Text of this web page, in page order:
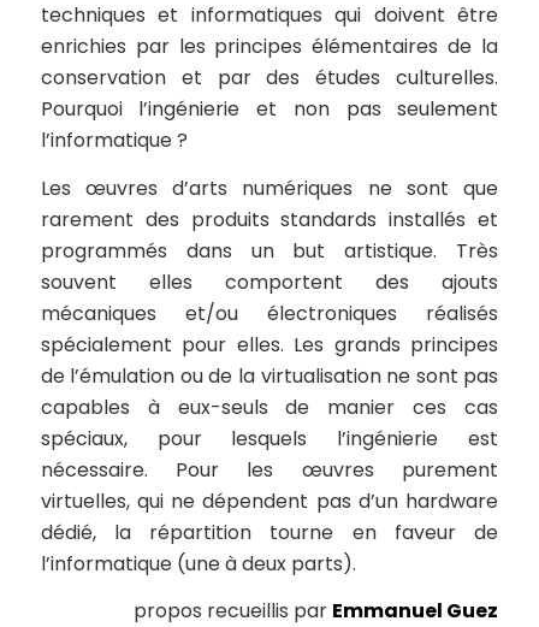
techniques et informatiques qui doivent être
enrichies par les principes élémentaires de la
conservation et par des études culturelles.
Pourquoi l’ingénierie et non pas seulement
l’informatique ?
Les œuvres d’arts numériques ne sont que
rarement des produits standards installés et
programmés dans un but artistique. Très
souvent elles comportent des ajouts
mécaniques et/ou électroniques réalisés
spécialement pour elles. Les grands principes
de l’émulation ou de la virtualisation ne sont pas
capables à eux-seuls de manier ces cas
spéciaux, pour lesquels l’ingénierie est
nécessaire. Pour les œuvres purement
virtuelles, qui ne dépendent pas d’un hardware
dédié, la répartition tourne en faveur de
l’informatique (une à deux parts).
propos recueillis par Emmanuel Guez